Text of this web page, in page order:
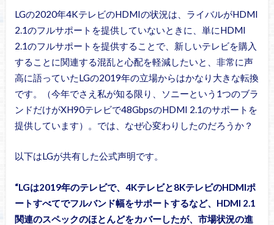
LGの2020年4KテレビのHDMIの状況は、ライバルがHDMI
2.1のフルサポートを提供していないときに、単にHDMI
2.1のフルサポートを提供することで、新しいテレビを購入
することに関連する混乱と心配を軽減したいと、非常に声
高に語っていたLGの2019年の立場からはかなり大きな転換
です。（今年でさえ私が知る限り、ソニーという1つのブラ
ンドだけがXH90テレビで48GbpsのHDMI 2.1のサポートを
提供しています）。では、なぜ心変わりしたのだろうか？
以下はLGが共有した公式声明です。
“LGは2019年のテレビで、4Kテレビと8KテレビのHDMIポ
ートすべてでフルバンド幅をサポートするなど、HDMI 2.1
関連のスペックのほとんどをカバーしたが、市場状況の進